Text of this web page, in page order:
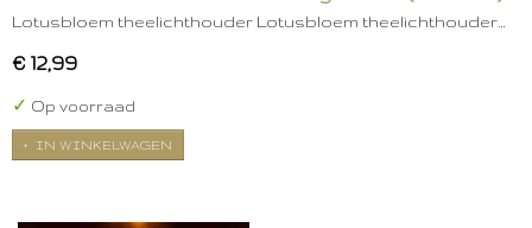
Lotusbloem theelichthouder Lotusbloem theelichthouder…
€ 12,99
✓ Op voorraad
IN WINKELWAGEN